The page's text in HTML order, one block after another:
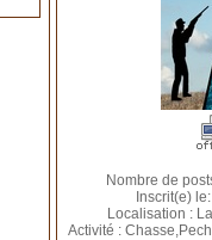
Nombre de
Inscrit(e)
Localisation :
Activité :